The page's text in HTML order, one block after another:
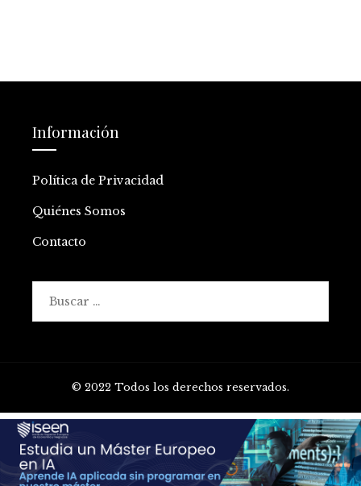
Información
Política de Privacidad
Quiénes Somos
Contacto
© 2022 Todos los derechos reservados.